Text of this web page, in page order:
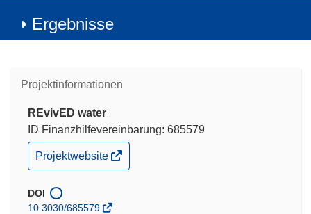
Ergebnisse
Projektinformationen
REvivED water
ID Finanzhilfevereinbarung: 685579
(öffnet
in
Fenster)
Projektwebsite
DOI
10.3030/685579